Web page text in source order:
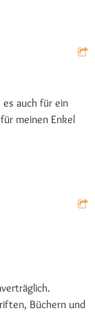
auch für ein
meinen Enkel
Büchern und